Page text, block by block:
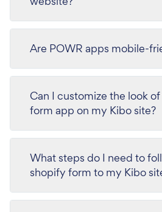
Are POWR apps mobile-
Can I customize the look
form app on my Kibo site?
What steps do I need to
shopify form to my Kibo